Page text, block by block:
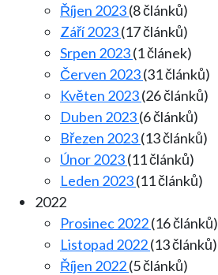
Říjen 2023(8 článků)
Září 2023(17 článků)
Srpen 2023(1 článek)
Červen 2023(31 článků)
Květen 2023(26 článků)
Duben 2023(6 článků)
Březen 2023(13 článků)
Únor 2023(11 článků)
Leden 2023(11 článků)
2022
Prosinec 2022(16 článků)
Listopad 2022(13 článků)
Říjen 2022(5 článků)